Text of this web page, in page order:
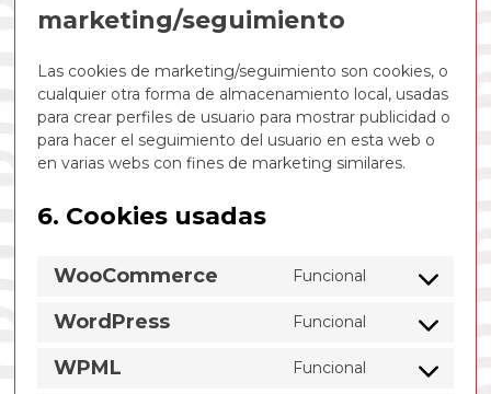
marketing/seguimiento
Las cookies de marketing/seguimiento son cookies, o
cualquier otra forma de almacenamiento local, usadas
para crear perfiles de usuario para mostrar publicidad o
para hacer el seguimiento del usuario en esta web o
en varias webs con fines de marketing similares.
6. Cookies usadas
WooCommerce Funcional
Consent
service
WordPress Funcional
Consent
service
WPML Funcional
Consent